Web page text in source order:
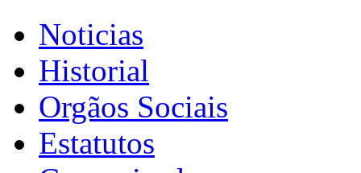
Noticias
Historial
Orgãos Sociais
Estatutos